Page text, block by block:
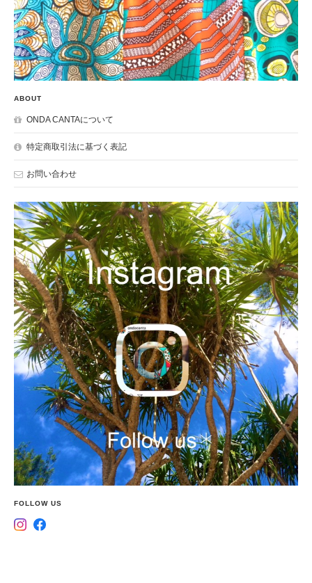
ABOUT
ONDA CANTAについて
特定商取引法に基づく表記
お問い合わせ
FOLLOW US